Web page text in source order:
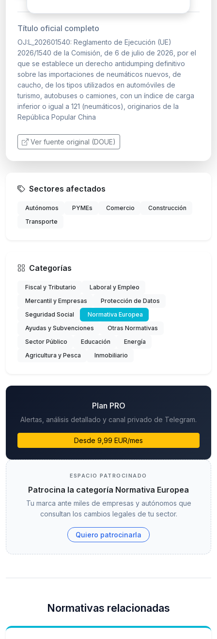
Título oficial completo
OJ:L_202601540: Reglamento de Ejecución (UE)
2026/1540 de la Comisión, de 6 de julio de 2026, por el
que se establece un derecho antidumping definitivo
sobre las importaciones de neumáticos nuevos, de
caucho, de los tipos utilizados en automóviles de
turismo, autobuses o camiones, con un índice de carga
inferior o igual a 121 (neumáticos), originarios de la
República Popular China
Ver fuente original (DOUE)
Sectores afectados
Autónomos PYMEs Comercio
Construcción
Transporte
Categorías
Fiscal y Tributario
Laboral y Empleo
Mercantil y Empresas
Protección de Datos
Seguridad Social
Normativa Europea
Ayudas y Subvenciones
Otras Normativas
Sector Público
Educación
Energía
Agricultura y Pesca
Inmobiliario
Plan PRO
Alertas, análisis detallado y canal privado de Telegram.
Desde 9,99 EUR/mes
ESPACIO PATROCINADO
Patrocina la categoría Normativa Europea
Tu marca ante miles de empresas y autónomos que
consultan los cambios legales de tu sector.
Quiero patrocinarla
Normativas relacionadas